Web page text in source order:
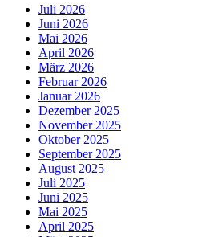
Juli 2026
Juni 2026
Mai 2026
April 2026
März 2026
Februar 2026
Januar 2026
Dezember 2025
November 2025
Oktober 2025
September 2025
August 2025
Juli 2025
Juni 2025
Mai 2025
April 2025